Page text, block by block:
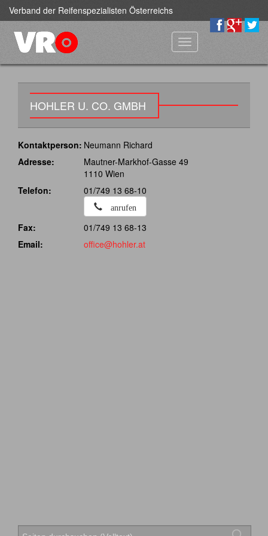
Verband der Reifenspezialisten Österreichs
Toggle
navigation
HOHLER U. CO. GMBH
Kontaktperson: Neumann Richard
Adresse:
Mautner-Markhof-Gasse 49
1110 Wien
Telefon:
01/749 13 68-10
anrufen
Fax:
01/749 13 68-13
Email:
office@hohler.at